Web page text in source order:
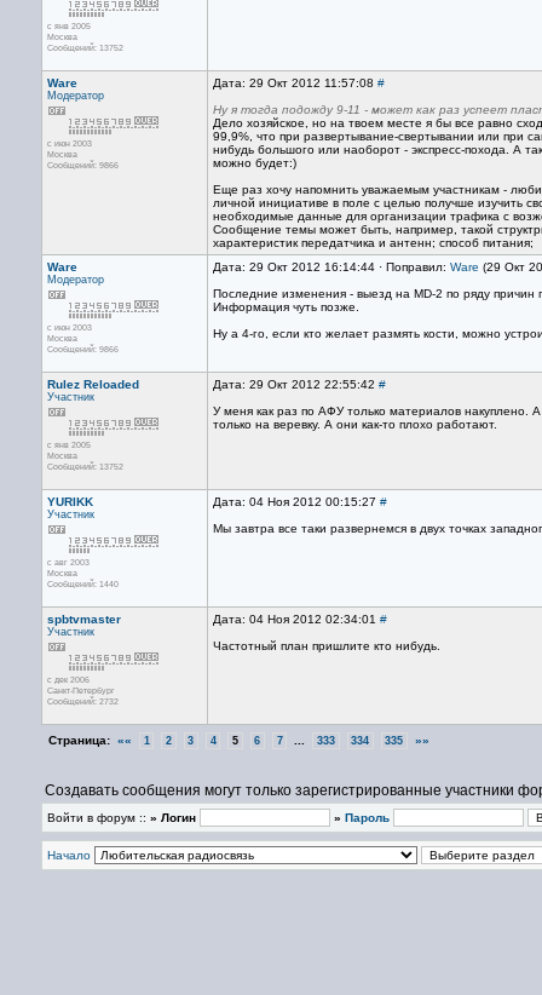
с янв 2005
Москва
Сообщений: 13752
Ware
Модератор
с июн 2003
Москва
Сообщений: 9866
Дата: 29 Окт 2012 11:57:08 #
Ну я тогда подожду 9-11 - может как раз успеет
Дело хозяйское, но на твоем месте я бы все равно
99,9%, что при развертывание-свертывании или при
нибудь большого или наоборот - экспресс-похода. А
можно будет:)
Еще раз хочу напомнить уважаемым участникам -
личной инициативе в поле с целью получше изучить
необходимые данные для организации трафика с
Сообщение темы может быть, например, такой
характеристик передатчика и антенн; способ питания;
Ware
Модератор
с июн 2003
Москва
Сообщений: 9866
Дата: 29 Окт 2012 16:14:44 · Поправил: Ware (29 Окт
Последние изменения - выезд на MD-2 по ряду
Информация чуть позже.
Ну а 4-го, если кто желает размять кости, можно
Rulez Reloaded
Участник
с янв 2005
Москва
Сообщений: 13752
Дата: 29 Окт 2012 22:55:42 #
У меня как раз по АФУ только материалов накуплено.
только на веревку. А они как-то плохо работают.
YURIKK
Участник
с авг 2003
Москва
Сообщений: 1440
Дата: 04 Ноя 2012 00:15:27 #
Мы завтра все таки развернемся в двух точках
spbtvmaster
Участник
с дек 2006
Санкт-Петербург
Сообщений: 2732
Дата: 04 Ноя 2012 02:34:01 #
Частотный план пришлите кто нибудь.
Страница: «« 1 2 3 4 5 6 7 333 334 335 »»
Создавать сообщения могут только зарегистрированные участники
Войти в форум :: » Логин » Пароль
Начало